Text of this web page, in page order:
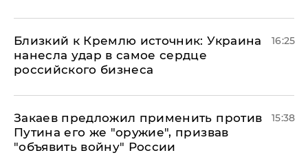
Близкий к Кремлю источник: Украина
нанесла удар в самое сердце
российского бизнеса
16:25
Закаев предложил применить против
Путина его же "оружие", призвав
"объявить войну" России
15:38